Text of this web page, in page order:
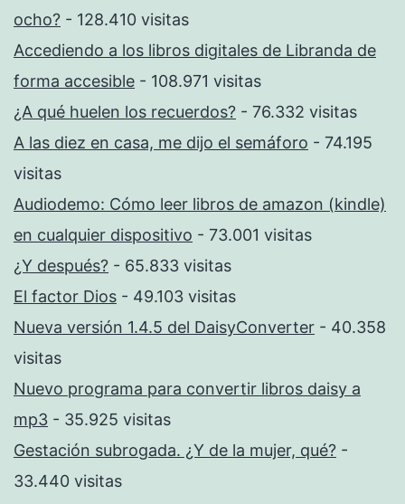
ocho? - 128.410 visitas
Accediendo a los libros digitales de Libranda de
forma accesible - 108.971 visitas
¿A qué huelen los recuerdos? - 76.332 visitas
A las diez en casa, me dijo el semáforo - 74.195
visitas
Audiodemo: Cómo leer libros de amazon (kindle)
en cualquier dispositivo - 73.001 visitas
¿Y después? - 65.833 visitas
El factor Dios - 49.103 visitas
Nueva versión 1.4.5 del DaisyConverter - 40.358
visitas
Nuevo programa para convertir libros daisy a
mp3 - 35.925 visitas
Gestación subrogada. ¿Y de la mujer, qué? -
33.440 visitas